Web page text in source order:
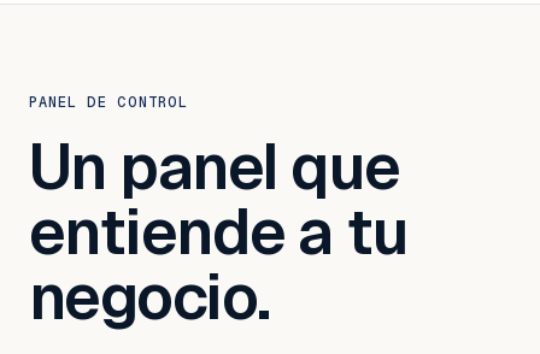
PANEL DE CONTROL
Un panel que
entiende a tu
negocio.